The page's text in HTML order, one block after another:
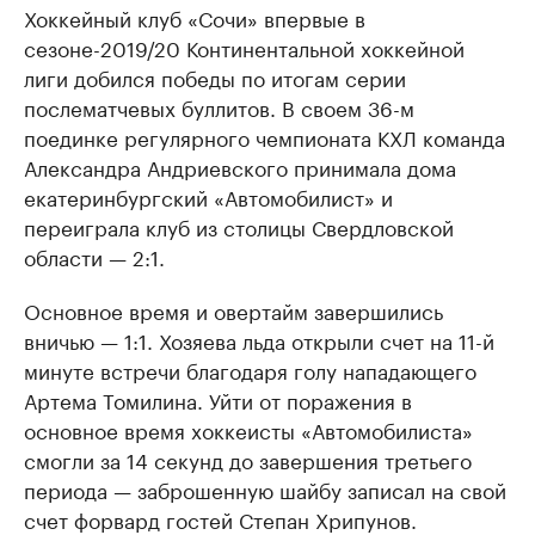
Хоккейный клуб «Сочи» впервые в
сезоне-2019/20 Континентальной хоккейной
лиги добился победы по итогам серии
послематчевых буллитов. В своем 36-м
поединке регулярного чемпионата КХЛ команда
Александра Андриевского принимала дома
екатеринбургский «Автомобилист» и
переиграла клуб из столицы Свердловской
области — 2:1.
Основное время и овертайм завершились
вничью — 1:1. Хозяева льда открыли счет на 11-й
минуте встречи благодаря голу нападающего
Артема Томилина. Уйти от поражения в
основное время хоккеисты «Автомобилиста»
смогли за 14 секунд до завершения третьего
периода — заброшенную шайбу записал на свой
счет форвард гостей Степан Хрипунов.